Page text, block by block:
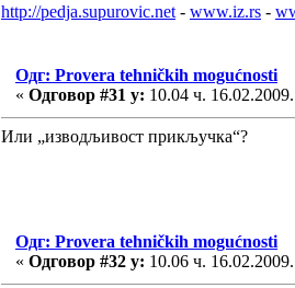
http://pedja.supurovic.net - www.iz.rs -
Одг: Provera tehničkih mogućnosti
« Одговор #31 у: 10.04 ч.
Или „изводљивост прикључка“?
Одг: Provera tehničkih mogućnosti
« Одговор #32 у: 10.06 ч.